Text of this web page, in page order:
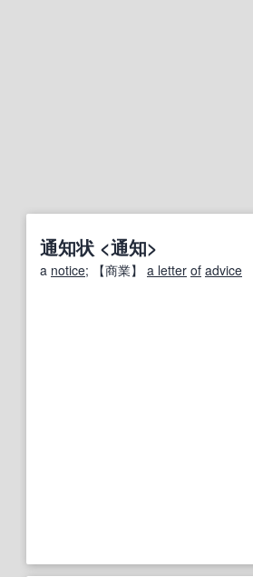
通知状 <通知>
a notice; 【商業】 a letter of advice